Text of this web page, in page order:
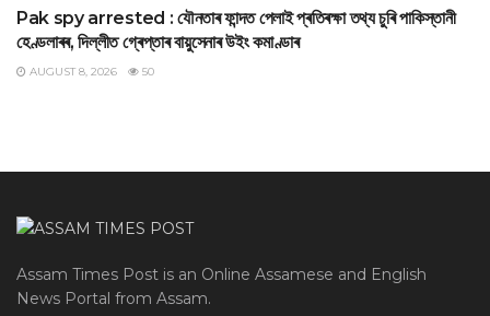
Pak spy arrested : যৌনতাৰ ফান্দত পেলাই প্ৰতিৰক্ষা তথ্য চুৰি পাকিস্তানী
হেণ্ডলাৰৰ, দিল্লীত গ্ৰেপ্তাৰ বায়ুসেনাৰ উইং কমাণ্ডাৰ
AUGUST 8, 2026 50
Assam Times Post is an Online Assamese and English
News Portal from Assam.